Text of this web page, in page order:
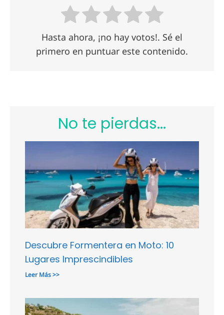
Hasta ahora, ¡no hay votos!. Sé el
primero en puntuar este contenido.
No te pierdas...
Descubre Formentera en Moto: 10
Lugares Imprescindibles
Leer Más >>